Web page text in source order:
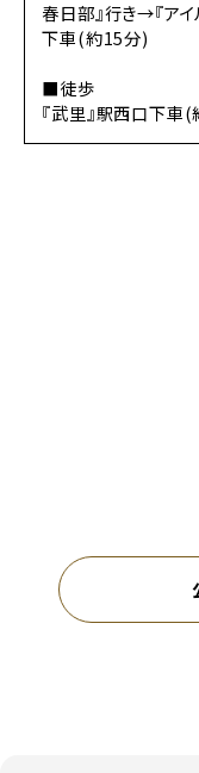
春日部』行き→『ア
下車(約15分)
■徒歩
『武里』駅西口下車